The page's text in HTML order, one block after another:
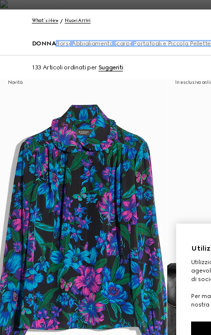
Contattaci
What's New Nuovi Arrivi
DONNABorseAbbigliamento ScarpePortafogli e Piccola
133 Articoli ordinati per Suggeriti
Novità In esclusiva
di
Per
nostra